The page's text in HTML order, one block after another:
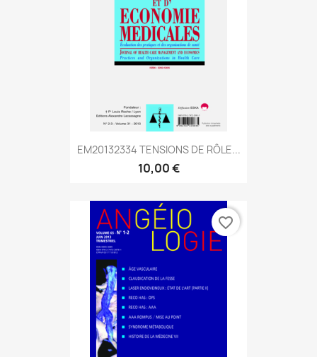
EM20132334 TENSIONS DE RÔLE...
10,00 €
favorite_border